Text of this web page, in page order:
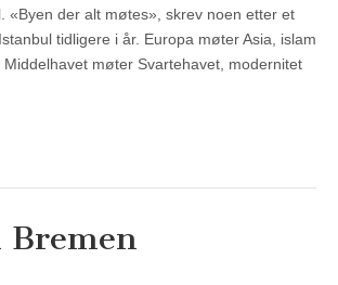
«Byen der alt møtes», skrev noen etter et
tidligere i år. Europa møter Asia, islam
møter Svartehavet, modernitet
Bremen